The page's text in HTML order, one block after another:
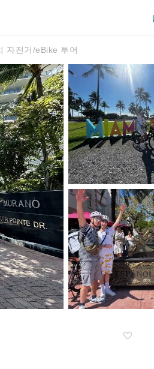
자전거/eBike 투어